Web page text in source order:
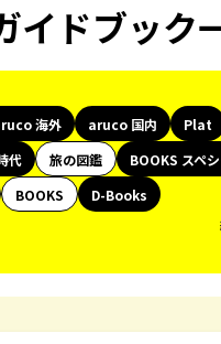
イドブック
海外 aruco 国内
Plat
代 旅の図鑑
BOOKS スペ
BOOKS
D-Books